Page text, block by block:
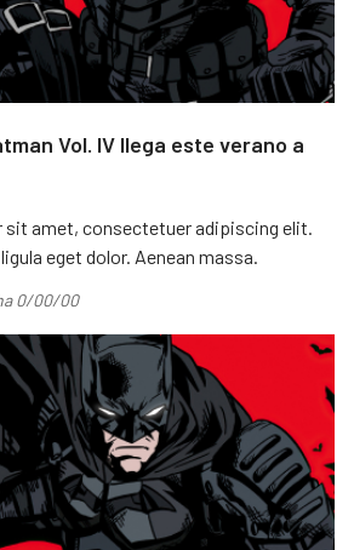
Vol. IV llega este verano a
sit amet, consectetuer adipiscing elit.
eget dolor. Aenean massa.
0/00/00